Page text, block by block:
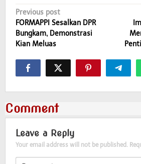
Post
navigation
Previous post
FORMAPPI Sesalkan DPR
Bungkam, Demonstrasi
Kian Meluas
Comment
Leave a Reply
Your email address will not be published.